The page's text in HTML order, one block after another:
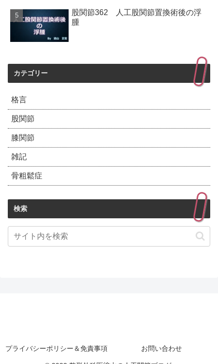
股関節362 人工股関節置換術後の浮
腫
カテゴリー
格言
股関節
膝関節
雑記
骨粗鬆症
検索
プライバシーポリシー＆免責事項 お問い合わせ